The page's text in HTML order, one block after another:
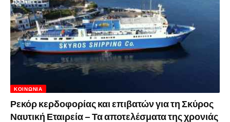
ΚΟΙΝΩΝΊΑ
Ρεκόρ κερδοφορίας και επιβατών για τη Σκύρος
Ναυτική Εταιρεία – Τα αποτελέσματα της χρονιάς